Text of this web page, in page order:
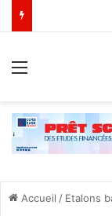
Accueil / Etalons